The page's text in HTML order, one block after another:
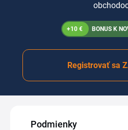
+10 € BONUS K
Registrovať sa
Podmienky